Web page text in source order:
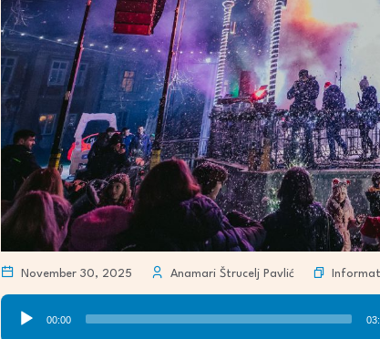
November 30, 2025 Anamari Štrucelj Pavlić
Audio
Player
00:00